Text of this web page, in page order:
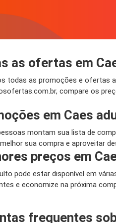
as ofertas em
todas as promoções e ofertas
compare os
em Caes
montam sua lista de
sua compra e aproveitar
preços em
pode estar disponível em
e economize na próxima
frequentes